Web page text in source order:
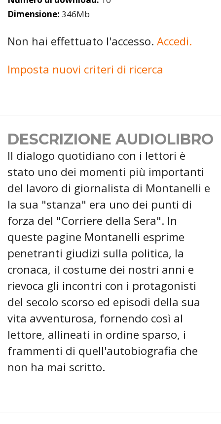
Dimensione: 346Mb
Non hai effettuato l'accesso. Accedi.
Imposta nuovi criteri di ricerca
DESCRIZIONE AUDIOLIBRO
Il dialogo quotidiano con i lettori è
stato uno dei momenti più importanti
del lavoro di giornalista di Montanelli e
la sua "stanza" era uno dei punti di
forza del "Corriere della Sera". In
queste pagine Montanelli esprime
penetranti giudizi sulla politica, la
cronaca, il costume dei nostri anni e
rievoca gli incontri con i protagonisti
del secolo scorso ed episodi della sua
vita avventurosa, fornendo così al
lettore, allineati in ordine sparso, i
frammenti di quell'autobiografia che
non ha mai scritto.